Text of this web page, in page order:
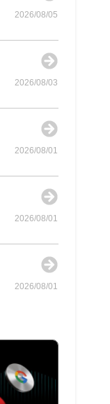
2026/08/05
2026/08/03
2026/08/01
2026/08/01
2026/08/01